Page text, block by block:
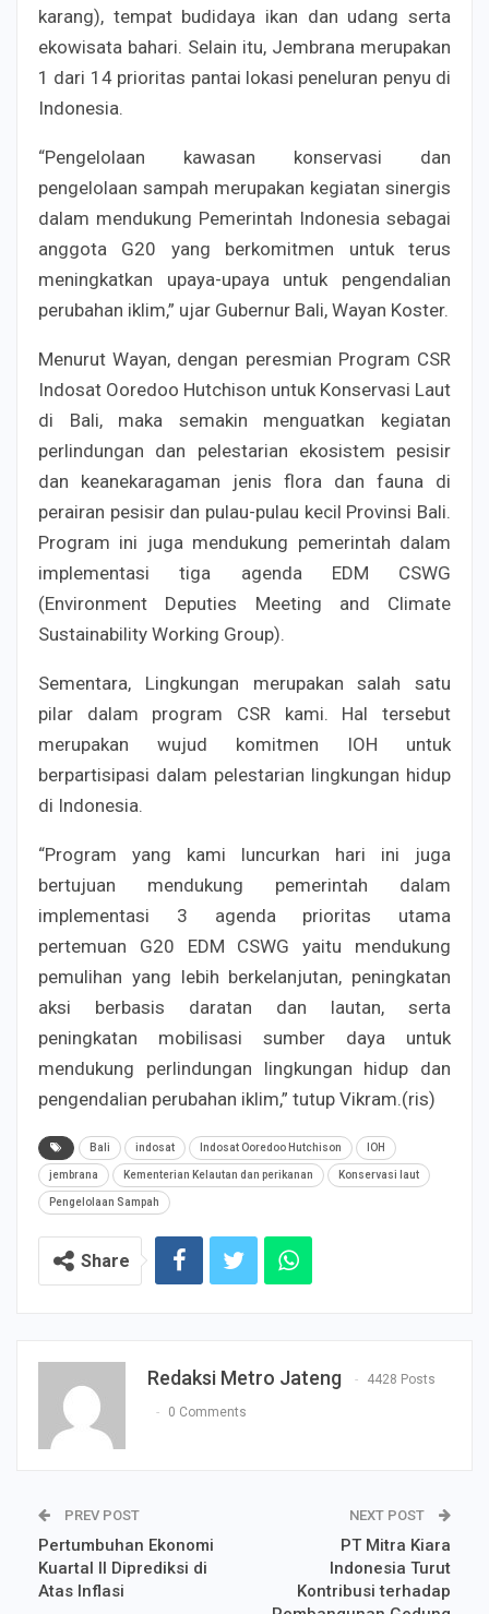
karang), tempat budidaya ikan dan udang serta
ekowisata bahari. Selain itu, Jembrana merupakan
1 dari 14 prioritas pantai lokasi peneluran penyu di
Indonesia.
“Pengelolaan kawasan konservasi dan
pengelolaan sampah merupakan kegiatan sinergis
dalam mendukung Pemerintah Indonesia sebagai
anggota G20 yang berkomitmen untuk terus
meningkatkan upaya-upaya untuk pengendalian
perubahan iklim,” ujar Gubernur Bali, Wayan Koster.
Menurut Wayan, dengan peresmian Program CSR
Indosat Ooredoo Hutchison untuk Konservasi Laut
di Bali, maka semakin menguatkan kegiatan
perlindungan dan pelestarian ekosistem pesisir
dan keanekaragaman jenis flora dan fauna di
perairan pesisir dan pulau-pulau kecil Provinsi Bali.
Program ini juga mendukung pemerintah dalam
implementasi tiga agenda EDM CSWG
(Environment Deputies Meeting and Climate
Sustainability Working Group).
Sementara, Lingkungan merupakan salah satu
pilar dalam program CSR kami. Hal tersebut
merupakan wujud komitmen IOH untuk
berpartisipasi dalam pelestarian lingkungan hidup
di Indonesia.
“Program yang kami luncurkan hari ini juga
bertujuan mendukung pemerintah dalam
implementasi 3 agenda prioritas utama
pertemuan G20 EDM CSWG yaitu mendukung
pemulihan yang lebih berkelanjutan, peningkatan
aksi berbasis daratan dan lautan, serta
peningkatan mobilisasi sumber daya untuk
mendukung perlindungan lingkungan hidup dan
pengendalian perubahan iklim,” tutup Vikram.(ris)
Bali indosat Indosat Ooredoo Hutchison IOH
jembrana Kementerian Kelautan dan perikanan Konservasi laut
Pengelolaan Sampah
Share
Redaksi Metro Jateng 4428 Posts
0 Comments
PREV POST
Pertumbuhan Ekonomi
Kuartal II Diprediksi di
Atas Inflasi
NEXT POST
PT Mitra Kiara
Indonesia Turut
Kontribusi terhadap